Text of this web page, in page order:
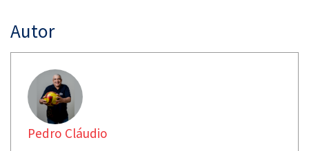
Autor
Pedro Cláudio